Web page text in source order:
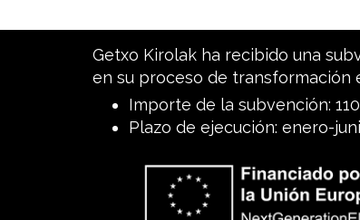
Getxo Kirolak ha recibido una
en su proceso de transformación
Importe de la subvención:
Plazo de ejecución: enero-